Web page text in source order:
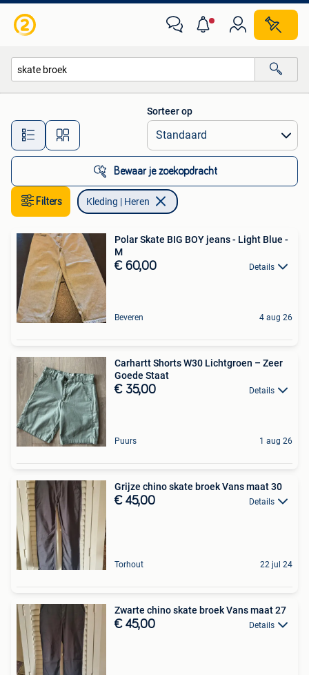
Alle afstanden…
Sorteer op
Bewaar je zoekopdracht
Filters Kleding | Heren
Polar Skate BIG BOY jeans - Light Blue -
M
€ 60,00 Details
Beveren 4 aug 26
Carhartt Shorts W30 Lichtgroen – Zeer
Goede Staat
€ 35,00 Details
Puurs 1 aug 26
Grijze chino skate broek Vans maat 30
€ 45,00 Details
Torhout 22 jul 24
Zwarte chino skate broek Vans maat 27
€ 45,00 Details